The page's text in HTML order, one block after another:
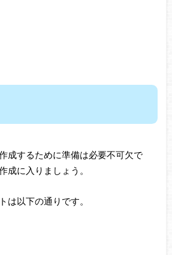
成するために準備は必要不可欠で
成に入りましょう。
は以下の通りです。